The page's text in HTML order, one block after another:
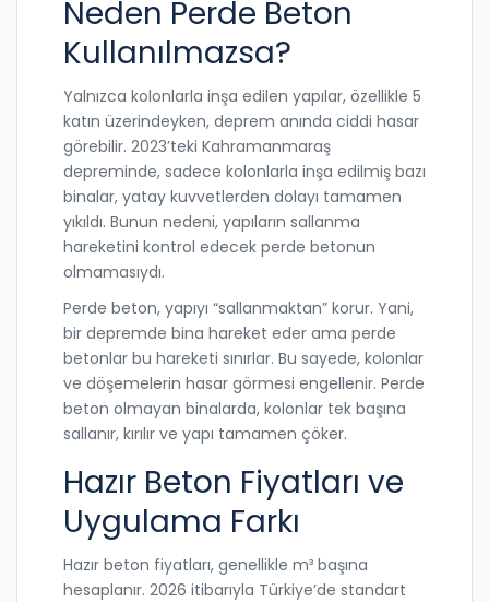
Neden Perde Beton
Kullanılmazsa?
Yalnızca kolonlarla inşa edilen yapılar, özellikle 5
katın üzerindeyken, deprem anında ciddi hasar
görebilir. 2023’teki Kahramanmaraş
depreminde, sadece kolonlarla inşa edilmiş bazı
binalar, yatay kuvvetlerden dolayı tamamen
yıkıldı. Bunun nedeni, yapıların sallanma
hareketini kontrol edecek perde betonun
olmamasıydı.
Perde beton, yapıyı “sallanmaktan” korur. Yani,
bir depremde bina hareket eder ama perde
betonlar bu hareketi sınırlar. Bu sayede, kolonlar
ve döşemelerin hasar görmesi engellenir. Perde
beton olmayan binalarda, kolonlar tek başına
sallanır, kırılır ve yapı tamamen çöker.
Hazır Beton Fiyatları ve
Uygulama Farkı
Hazır beton fiyatları, genellikle m³ başına
hesaplanır. 2026 itibarıyla Türkiye’de standart